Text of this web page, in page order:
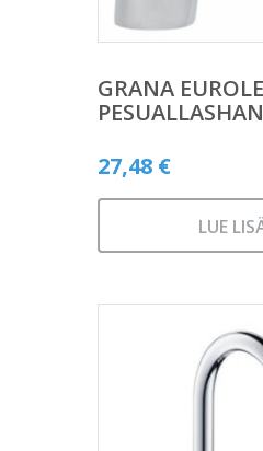
GRANA
27,48 €
LUE